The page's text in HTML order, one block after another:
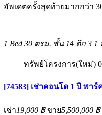
อัพเดตครั้งสุดท้ายมากกว่า
1 Bed 30 ตรม. ชั้น 14 ตึก 3 1
ทรัพย์โครงการ(ใหม่)
[74583] เช่าคอนโด 1 ปี พาร์
เช่า19,000 ฿ ขาย5,500,000 ฿